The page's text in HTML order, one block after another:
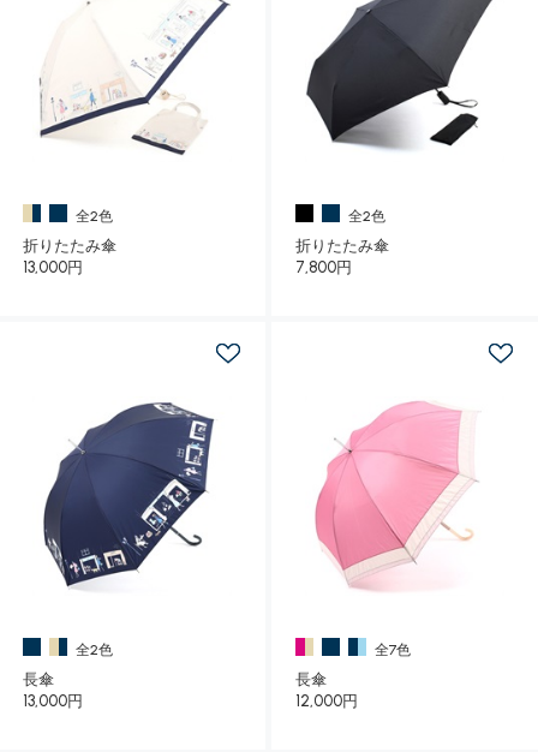
全2色
折りたたみ傘
13,000円
全2色
折りたたみ傘
7,800円
全2色
長傘
13,000円
全7色
長傘
12,000円